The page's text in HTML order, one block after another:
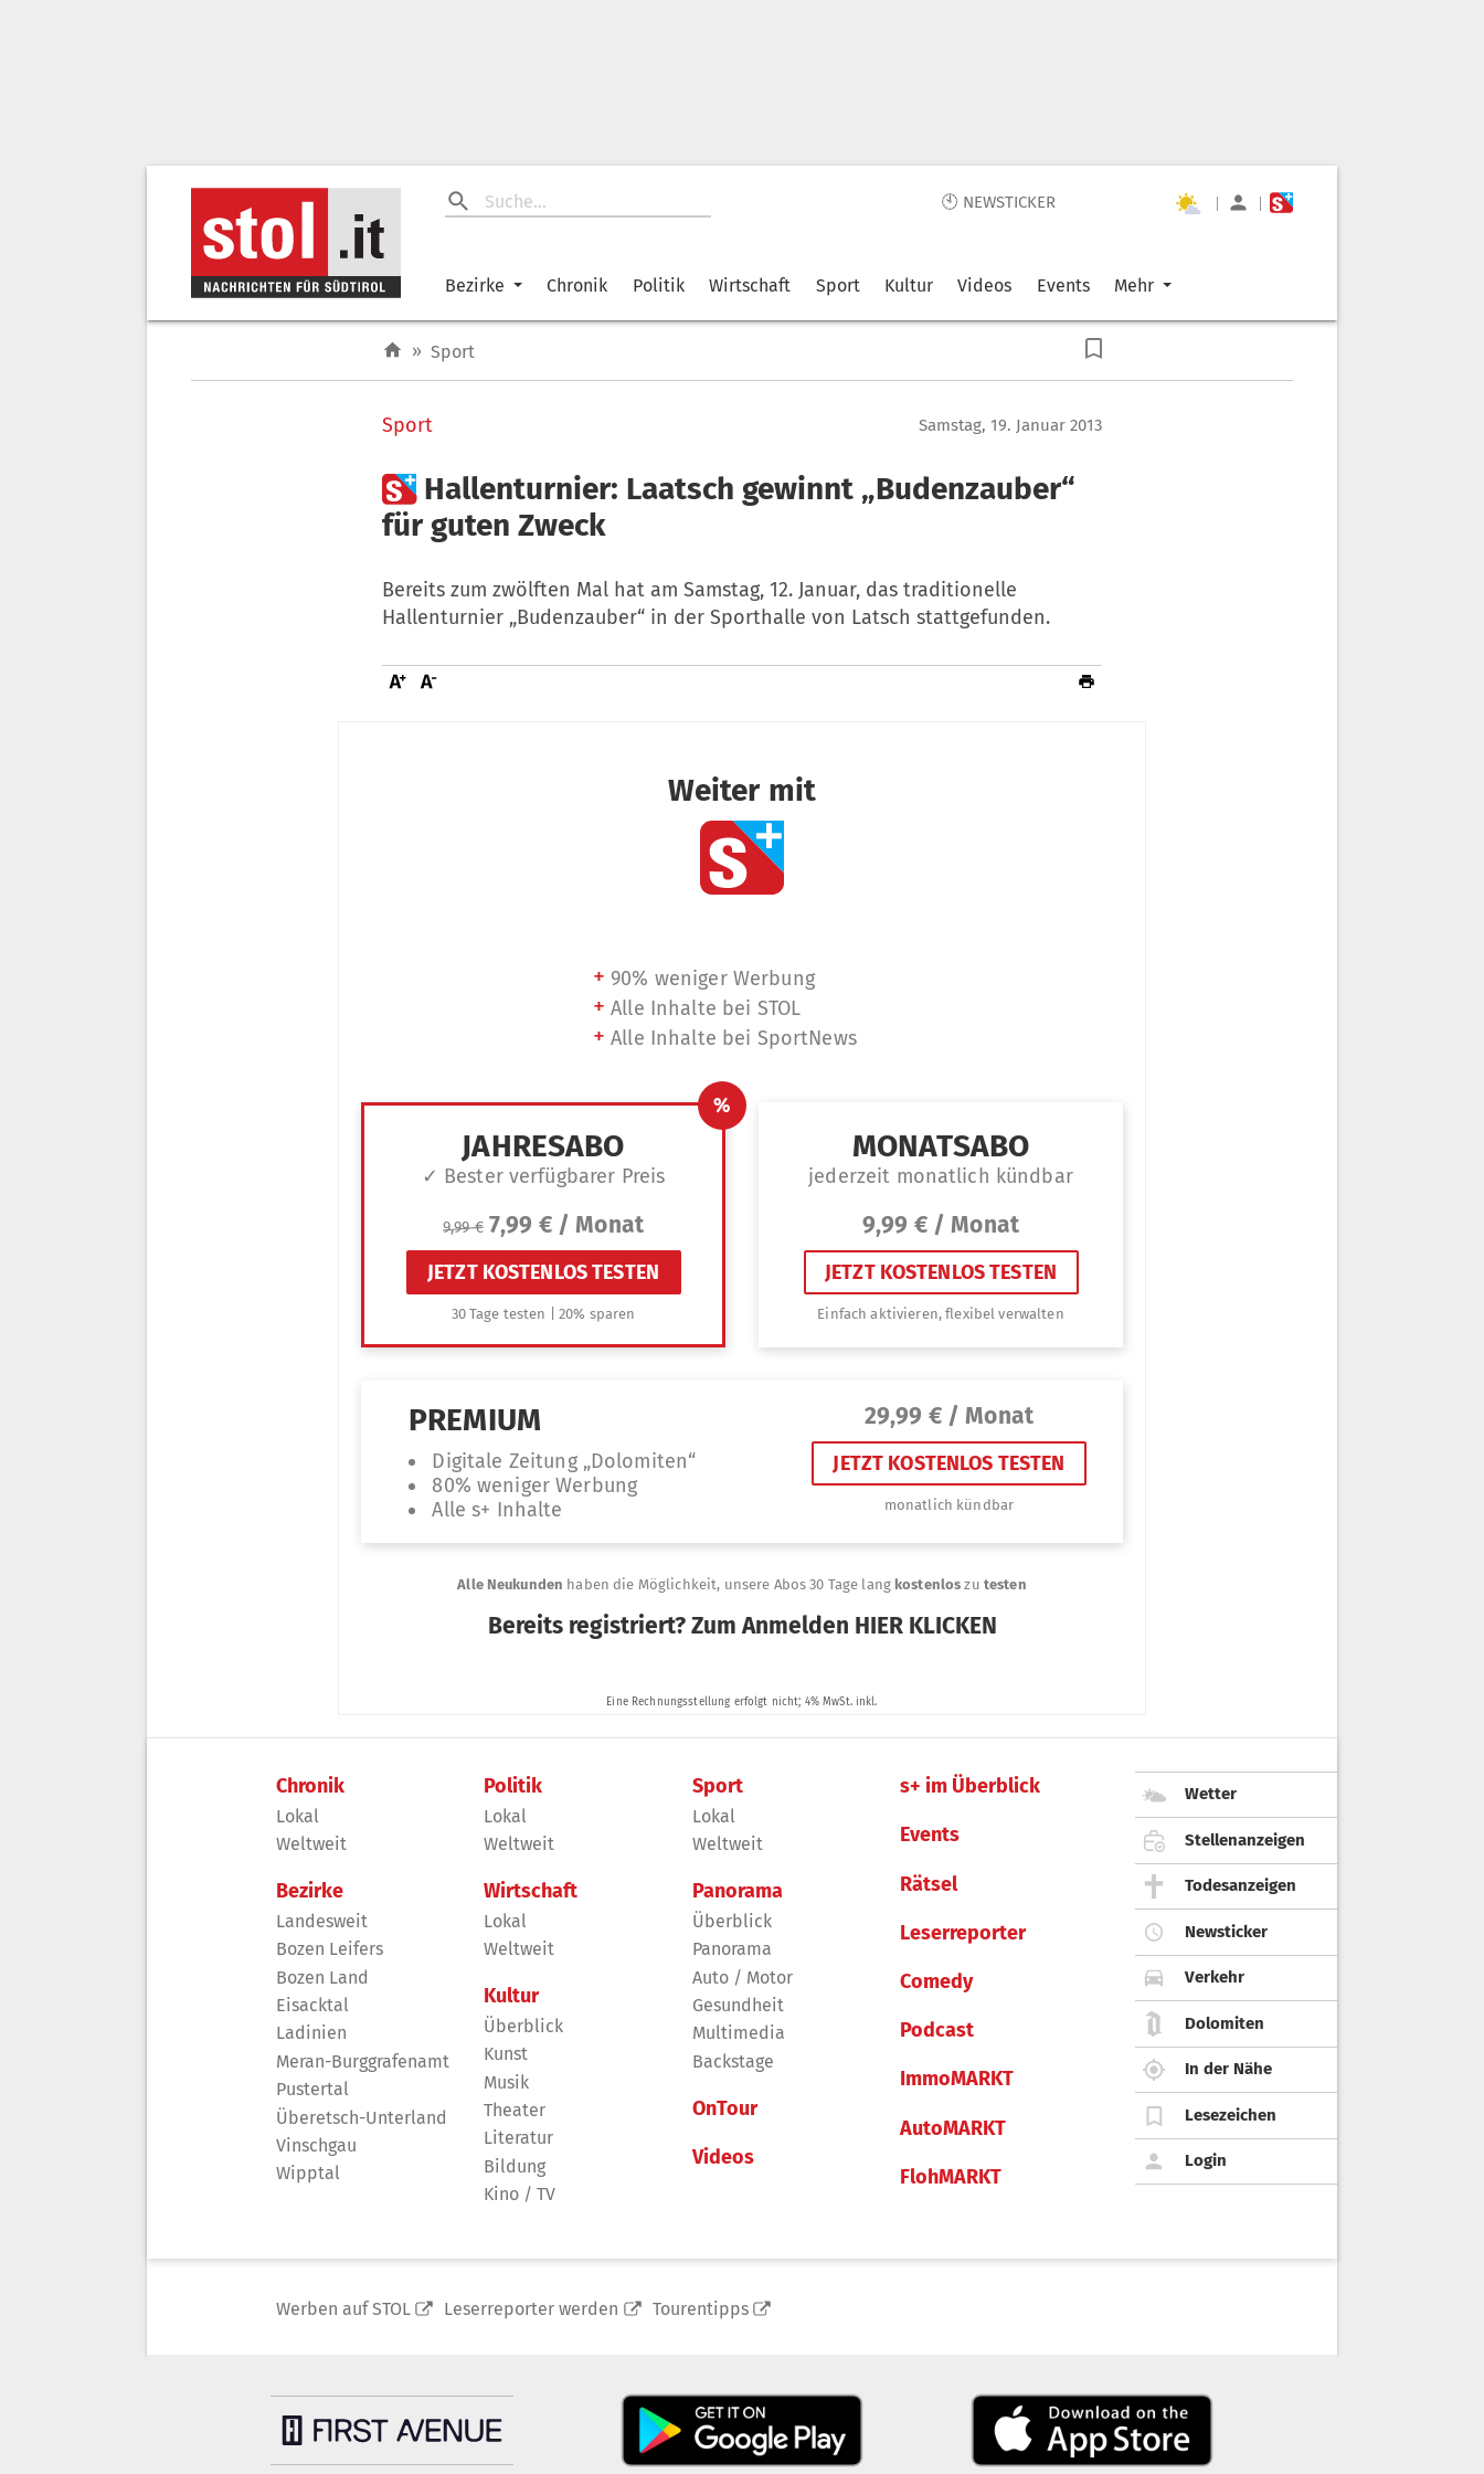
🕙 NEWSTICKER | |
Bezirke Chronik Politik Wirtschaft Sport Kultur Videos Events Mehr
» Sport
Sport Samstag, 19. Januar 2013
 Hallenturnier: Laatsch gewinnt „Budenzauber“
für guten Zweck
Bereits zum zwölften Mal hat am Samstag, 12. Januar, das traditionelle
Hallenturnier „Budenzauber“ in der Sporthalle von Latsch stattgefunden.
Chronik
Lokal
Weltweit
Bezirke
Landesweit
Bozen Leifers
Bozen Land
Eisacktal
Ladinien
Meran-Burggrafenamt
Pustertal
Überetsch-Unterland
Vinschgau
Wipptal
Politik
Lokal
Weltweit
Wirtschaft
Lokal
Weltweit
Kultur
Überblick
Kunst
Musik
Theater
Literatur
Bildung
Kino / TV
Sport
Lokal
Weltweit
Panorama
Überblick
Panorama
Auto / Motor
Gesundheit
Multimedia
Backstage
OnTour
Videos
s+ im Überblick
Events
Rätsel
Leserreporter
Comedy
Podcast
ImmoMARKT
AutoMARKT
FlohMARKT
Wetter
Stellenanzeigen
Todesanzeigen
Newsticker
Verkehr
Dolomiten
In der Nähe
Lesezeichen
Login
Werben auf STOL Leserreporter werden Tourentipps